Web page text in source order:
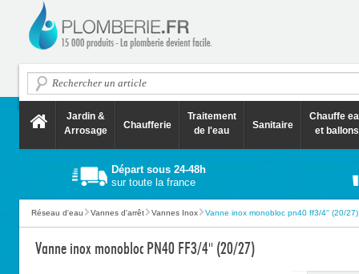
Jardin &
Arrosage
Chaufferie
Traitement
de l'eau
Sanitaire
Chauffe
et ballons
Départ sous 24-48h
sur toute la france
Réseau d'eau Vannes d'arrêt Vannes Inox Vanne inox monobloc pn40 ff3/4'' (20/27)
Vanne inox monobloc PN40 FF3/4'' (20/27)